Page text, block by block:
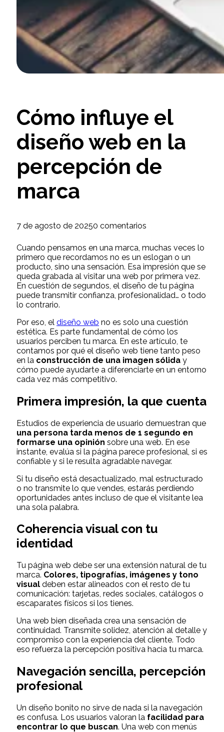
Cómo influye el
diseño web en la
percepción de
marca
7 de agosto de 20250 comentarios
Cuando pensamos en una marca, muchas veces lo
primero que recordamos no es un eslogan o un
producto, sino una sensación. Esa impresión que se
queda grabada al visitar una web por primera vez.
En cuestión de segundos, el diseño de tu página
puede transmitir confianza, profesionalidad… o todo
lo contrario.
Por eso, el diseño web no es solo una cuestión
estética. Es parte fundamental de cómo los
usuarios perciben tu marca. En este artículo, te
contamos por qué el diseño web tiene tanto peso
en la construcción de una imagen sólida y
cómo puede ayudarte a diferenciarte en un entorno
cada vez más competitivo.
Primera impresión, la que cuenta
Estudios de experiencia de usuario demuestran que
una persona tarda menos de 1 segundo en
formarse una opinión sobre una web. En ese
instante, evalúa si la página parece profesional, si es
confiable y si le resulta agradable navegar.
Si tu diseño está desactualizado, mal estructurado
o no transmite lo que vendes, estarás perdiendo
oportunidades antes incluso de que el visitante lea
una sola palabra.
Coherencia visual con tu
identidad
Tu página web debe ser una extensión natural de tu
marca. Colores, tipografías, imágenes y tono
visual deben estar alineados con el resto de tu
comunicación: tarjetas, redes sociales, catálogos o
escaparates físicos si los tienes.
Una web bien diseñada crea una sensación de
continuidad. Transmite solidez, atención al detalle y
compromiso con la experiencia del cliente. Todo
eso refuerza la percepción positiva hacia tu marca.
Navegación sencilla, percepción
profesional
Un diseño bonito no sirve de nada si la navegación
es confusa. Los usuarios valoran la facilidad para
encontrar lo que buscan. Una web con menús